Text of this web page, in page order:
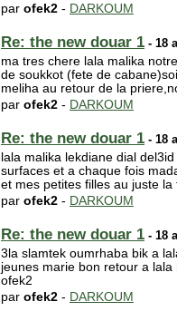
par ofek2 - DARKOUM
Re: the new douar 1 - 18
ma tres chere lala malika
de soukkot (fete de
meliha au retour de la
par ofek2 - DARKOUM
Re: the new douar 1 - 18
lala malika lekdiane dial
surfaces et a chaque fois
et mes petites filles au juste
par ofek2 - DARKOUM
Re: the new douar 1 - 18
3la slamtek oumrhaba bik a
jeunes marie bon retour a
ofek2
par ofek2 - DARKOUM